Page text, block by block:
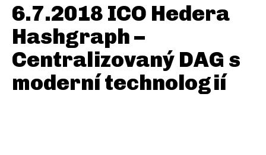
6.7.2018 ICO Hedera
Hashgraph –
Centralizovaný DAG s
moderní technologií